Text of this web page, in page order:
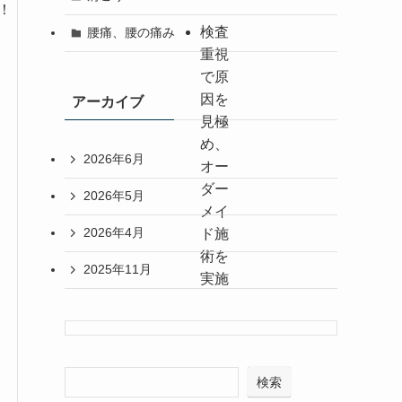
検査
重視
で原
因を
見極
め、
オー
ダー
メイ
ド施
術を
実施
腰痛、腰の痛み
アーカイブ
2026年6月
2026年5月
2026年4月
2025年11月
検索